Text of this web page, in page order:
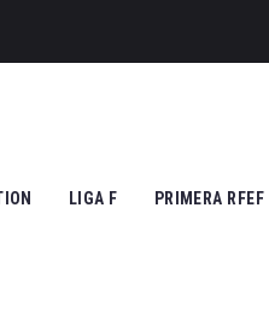
LIGA F PRIMERA RFEF